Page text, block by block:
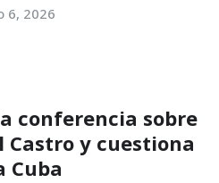
6, 2026
conferencia sobre
Castro y cuestiona
Cuba